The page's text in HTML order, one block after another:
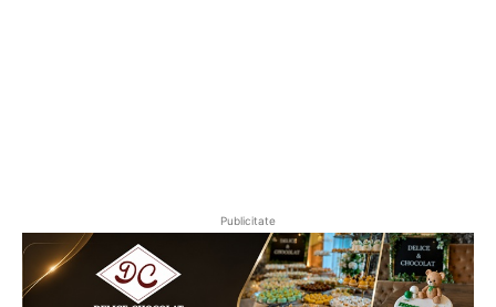
Publicitate